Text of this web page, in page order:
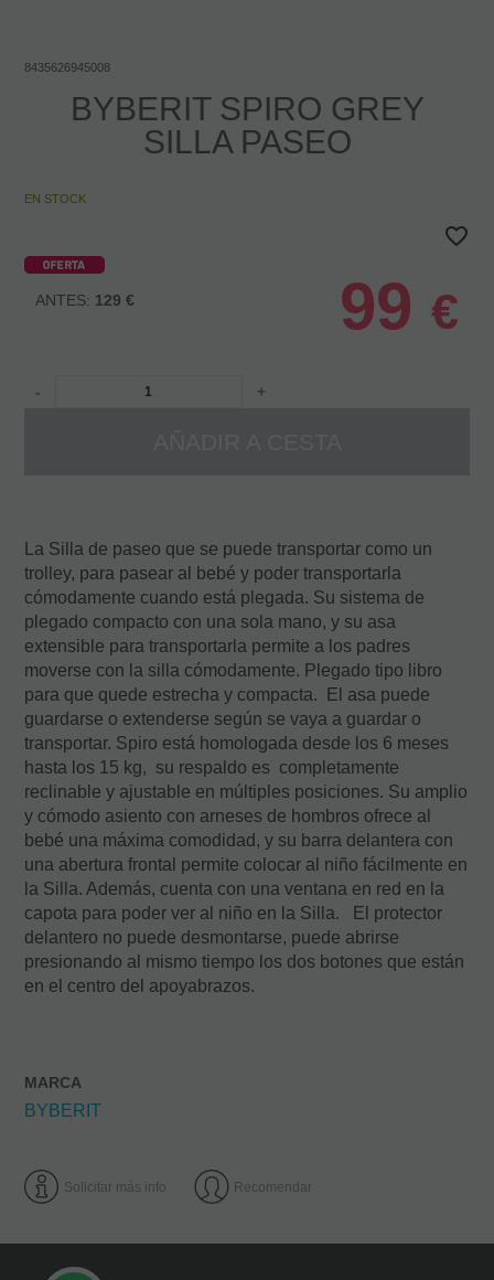
8435626945008
BYBERIT SPIRO GREY
SILLA PASEO
EN STOCK
129 € 99 €
- +
La Silla de paseo que se puede transportar como un
trolley, para pasear al bebé y poder transportarla
cómodamente cuando está plegada. Su sistema de
plegado compacto con una sola mano, y su asa
extensible para transportarla permite a los padres
moverse con la silla cómodamente. Plegado tipo libro
para que quede estrecha y compacta. El asa puede
guardarse o extenderse según se vaya a guardar o
transportar. Spiro está homologada desde los 6 meses
hasta los 15 kg, su respaldo es completamente
reclinable y ajustable en múltiples posiciones. Su amplio
y cómodo asiento con arneses de hombros ofrece al
bebé una máxima comodidad, y su barra delantera con
una abertura frontal permite colocar al niño fácilmente en
la Silla. Además, cuenta con una ventana en red en la
capota para poder ver al niño en la Silla. El protector
delantero no puede desmontarse, puede abrirse
presionando al mismo tiempo los dos botones que están
en el centro del apoyabrazos.
MARCA
BYBERIT
Solicitar más info Recomendar